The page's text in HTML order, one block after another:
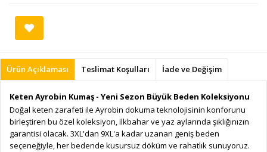
Ürün Açıklaması Teslimat Koşulları İade ve Değişim
Keten Ayrobin Kumaş - Yeni Sezon Büyük Beden Koleksiyonu
Doğal keten zarafeti ile Ayrobin dokuma teknolojisinin konforunu
birleştiren bu özel koleksiyon, ilkbahar ve yaz aylarında şıklığınızın
garantisi olacak. 3XL'dan 9XL'a kadar uzanan geniş beden
seçeneğiyle, her bedende kusursuz döküm ve rahatlık sunuyoruz.